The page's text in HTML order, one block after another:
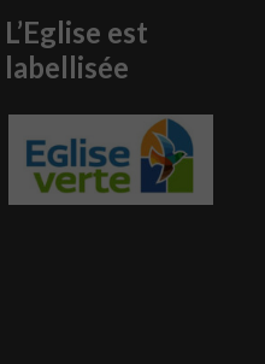
L’Eglise est
labellisée